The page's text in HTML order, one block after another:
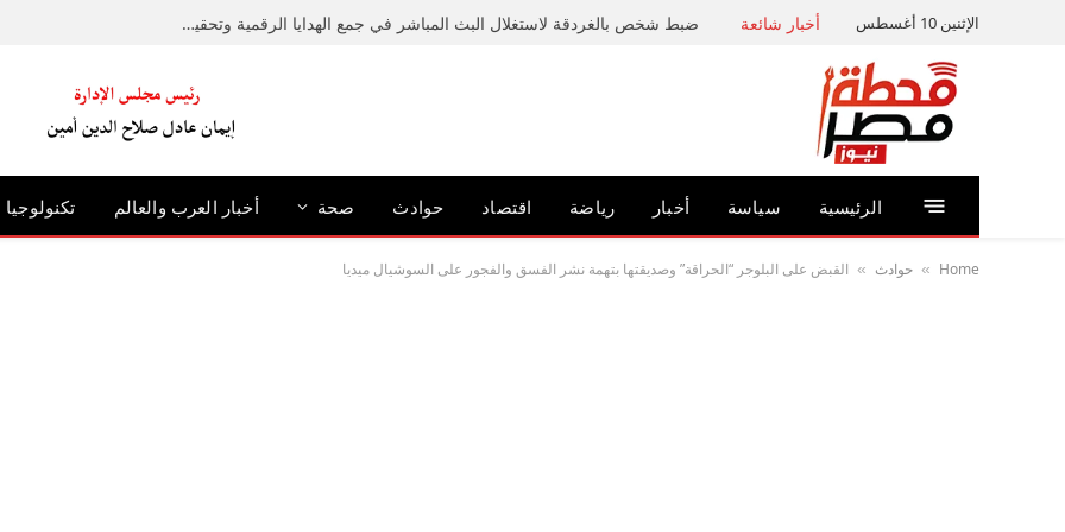
الإثنين 10 أغسطس أخبار شائعة ضبط شخص بالغردقة لاستغلال البث المباشر في جمع الهدايا الرقمية وتحقيق أرباح
الرئيسية سياسة أخبار رياضة اقتصاد حوادث صحة أخبار العرب والعالم تكنولوجيا
Home
» حوادث » القبض على البلوجر “الحراقة” وصديقتها بتهمة نشر الفسق والفجور على السوشيال ميديا